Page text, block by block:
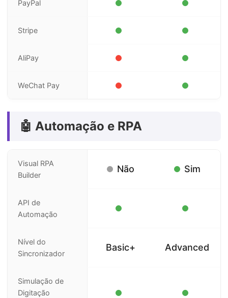
PayPal
Stripe
AliPay
WeChat Pay
🤖 Automação e RPA
Visual RPA
Builder
Não Sim
API de
Automação
Nível do
Sincronizador
Basic+ Advanced
Simulação de
Digitação